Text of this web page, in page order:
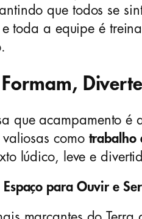
que todos se
toda a equipe é
que acampamento
como trabalho
lúdico, leve e
Espaço para Ouvir e